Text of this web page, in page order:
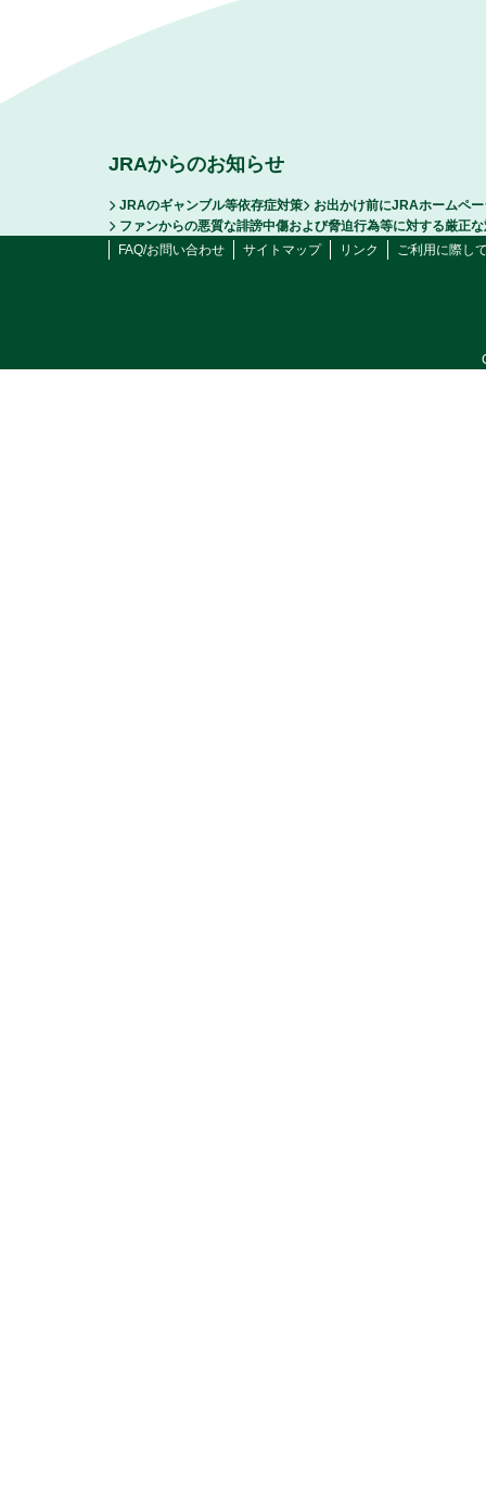
JRAからのお知らせ
JRAのギャンブル等依存症対策
お出かけ前にJRAホームペ
ファンからの悪質な誹謗中傷および脅迫行為等に対する厳正
FAQ/お問い合わせ
サイトマップ リンク ご利用に際し